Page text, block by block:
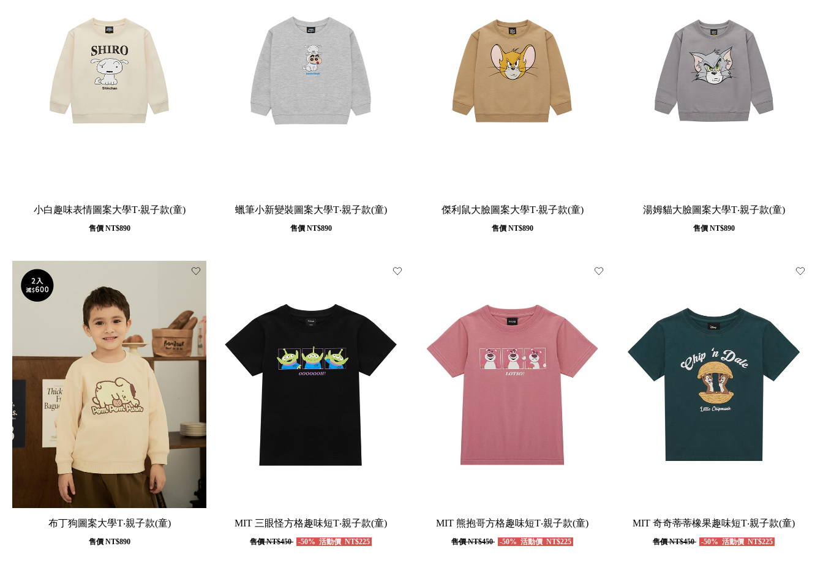
小白趣味表情圖案大學T‧親子款(童)
售價NT$890
蠟筆小新變裝圖案大學T‧親子款(童)
售價NT$890
傑利鼠大臉圖案大學T‧親子款(童)
售價NT$890
湯姆貓大臉圖案大學T‧親子款(童)
售價NT$890
布丁狗圖案大學T‧親子款(童)
售價NT$890
MIT 三眼怪方格趣味短T‧親子款(童)
售價NT$450 -50% 活動價 NT$225
MIT 熊抱哥方格趣味短T‧親子款(童)
售價NT$450 -50% 活動價 NT$225
MIT 奇奇蒂蒂橡果趣味短T‧親子款(童)
售價NT$450 -50% 活動價 NT$225